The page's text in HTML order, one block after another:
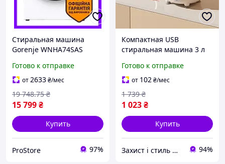
Стиральная машина
Gorenje WNHA74SAS
белья с функцией
стерилизации и
блокировкой дверцы
Готово к отправке
от2633₴/мес
15 799₴
19 748.75 ₴
Купить
ProStore 97%
Компактная USB
стиральная машина 3 л
отжима аккумуляторная
белая
Готово к отправке
от 102₴/мес
1 023₴
1 739 ₴
Купить
Захист і стиль — в одному магазині 94%